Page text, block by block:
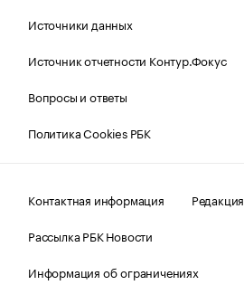
Источники данных
Источник отчетности Контур.Фокус
Вопросы и ответы
Политика Cookies РБК
Контактная информация
Редакция
Рассылка РБК Новости
Информация об ограничениях